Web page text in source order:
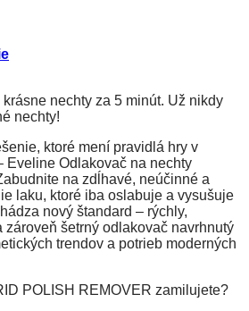
nechty za 5 minút. Už nikdy
nechty!
ktoré mení pravidlá hry v
Eveline Odlakovač na nechty
na zdĺhavé, neúčinné a
laku, ktoré iba oslabuje a vysušuje
nový štandard – rýchly,
zároveň šetrný odlakovač navrhnutý
trendov a potrieb moderných
POLISH REMOVER zamilujete?